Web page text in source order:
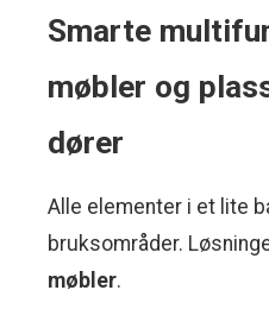
Smarte
møbler og
dører
Alle elementer i et lite
bruksområder.
møbler.